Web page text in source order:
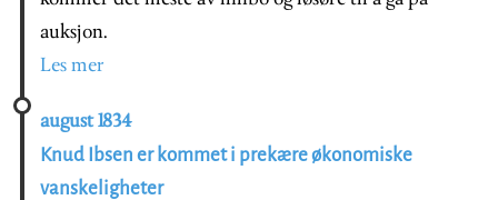
auksjon.
Les mer
august 1834
Knud Ibsen er kommet i prekære økonomiske
vanskeligheter